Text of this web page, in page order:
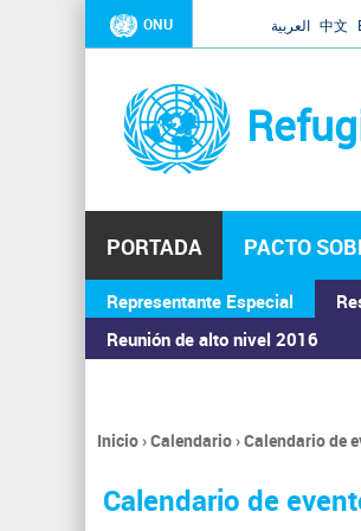
ONU العربية 中文
PORTADA PACTO
Representante Especial
Reunión de alto nivel 2016
ASAMBLEA GENERAL
Se
encuentra
usted
Inicio›Calendario›Calendario de
Calendario de